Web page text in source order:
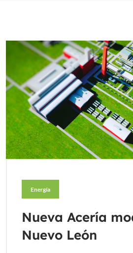
Energía
Nueva Acería
Nuevo León